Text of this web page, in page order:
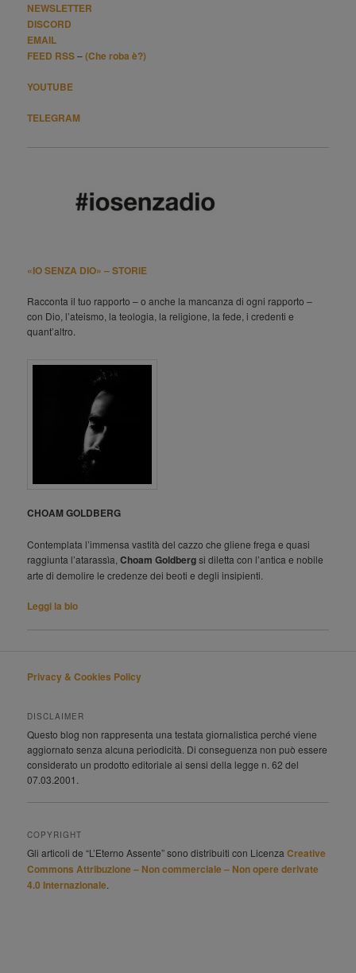
NEWSLETTER
DISCORD
EMAIL
FEED RSS–(Che roba è?)
YOUTUBE
TELEGRAM
«IO SENZA DIO» – STORIE
Racconta il tuo rapporto – o anche la mancanza di ogni rapporto –
con Dio, l’ateismo, la teologia, la religione, la fede, i credenti e
quant’altro.
CHOAM GOLDBERG
Contemplata l’immensa vastità del cazzo che gliene frega e quasi
raggiunta l’atarassìa,Choam Goldbergsi diletta con l’antica e nobile
arte di demolire le credenze dei beoti e degli insipienti.
Leggi la bio
Privacy & Cookies Policy
DISCLAIMER
Questo blog non rappresenta una testata giornalistica perché viene
aggiornato senza alcuna periodicità. Di conseguenza non può essere
considerato un prodotto editoriale ai sensi della legge n. 62 del
07.03.2001.
COPYRIGHT
Gli articoli de “L’Eterno Assente” sono distribuiti con LicenzaCreative
Commons Attribuzione – Non commerciale – Non opere derivate
4.0 Internazionale